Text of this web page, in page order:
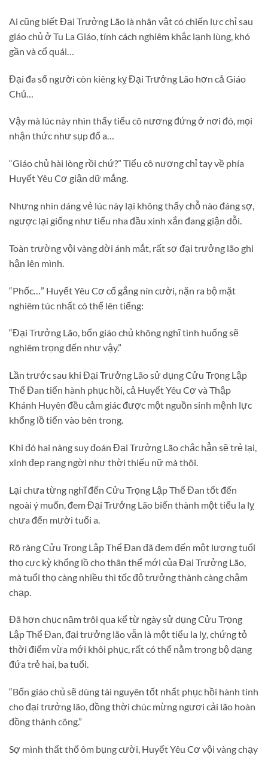
Ai cũng biết Đại Trưởng Lão là nhân vật có chiến lực chỉ sau
giáo chủ ở Tu La Giáo, tính cách nghiêm khắc lạnh lùng, khó
gần và cổ quái…
Đại đa số người còn kiêng kỵ Đại Trưởng Lão hơn cả Giáo
Chủ…
Vậy mà lúc này nhìn thấy tiểu cô nương đứng ở nơi đó, mọi
nhận thức như sụp đổ a…
“Giáo chủ hài lòng rồi chứ?” Tiểu cô nương chỉ tay về phía
Huyết Yêu Cơ giận dữ mắng.
Nhưng nhìn dáng vẻ lúc này lại không thấy chỗ nào đáng sợ,
ngược lại giống như tiểu nha đầu xinh xắn đang giận dỗi.
Toàn trường vội vàng dời ánh mắt, rất sợ đại trưởng lão ghi
hận lên mình.
“Phốc…” Huyết Yêu Cơ cố gắng nín cười, nặn ra bộ mặt
nghiêm túc nhất có thể lên tiếng:
“Đại Trưởng Lão, bổn giáo chủ không nghĩ tình huống sẽ
nghiêm trọng đến như vậy.”
Lần trước sau khi Đại Trưởng Lão sử dụng Cửu Trọng Lập
Thể Đan tiến hành phục hồi, cả Huyết Yêu Cơ và Thập
Khánh Huyên đều cảm giác được một nguồn sinh mệnh lực
khổng lồ tiến vào bên trong.
Khi đó hai nàng suy đoán Đại Trưởng Lão chắc hẳn sẽ trẻ lại,
xinh đẹp rạng ngời như thời thiếu nữ mà thôi.
Lại chưa từng nghĩ đến Cửu Trọng Lập Thể Đan tốt đến
ngoài ý muốn, đem Đại Trưởng Lão biến thành một tiểu la lỵ
chưa đến mười tuổi a.
Rõ ràng Cửu Trọng Lập Thể Đan đã đem đến một lượng tuổi
thọ cực kỳ khổng lồ cho thân thể mới của Đại Trưởng Lão,
mà tuổi thọ càng nhiều thì tốc độ trưởng thành càng chậm
chạp.
Đã hơn chục năm trôi qua kể từ ngày sử dụng Cửu Trọng
Lập Thể Đan, đại trưởng lão vẫn là một tiểu la lỵ, chứng tỏ
thời điểm vừa mới khôi phục, rất có thể nằm trong bộ dạng
đứa trẻ hai, ba tuổi.
“Bổn giáo chủ sẽ dùng tài nguyên tốt nhất phục hồi hành tinh
cho đại trưởng lão, đồng thời chúc mừng ngươi cải lão hoàn
đồng thành công.”
Sợ mình thất thố ôm bụng cười, Huyết Yêu Cơ vội vàng chạy